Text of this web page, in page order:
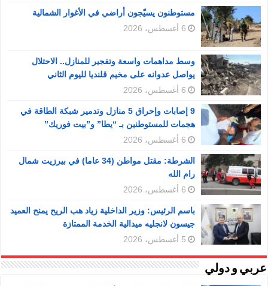
مستوطنون يسيّجون أراضي في الأغوار الشمالية
6 أغسطس، 2026
وسط مداهمات واسعة وتفجير للمنازل.. الاحتلال
يواصل عدوانه على مخيم قلنديا لليوم الثاني
6 أغسطس، 2026
9 إصابات وإحراق 5 منازل وتدمير شبكة الطاقة في
هجمات للمستوطنين بـ “يطا” و”بيت فوريك”
6 أغسطس، 2026
الشرطة: مقتل مواطن (34 عاما) في بيرزيت شمال
رام الله
6 أغسطس، 2026
باسم الرئيس: وزير الداخلية زياد هب الريح يمنح العميد
جيسون لانجليه ميدالية الخدمة الممتازة
5 أغسطس، 2026
عربي و دولي